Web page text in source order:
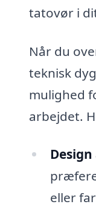
tatovør i
Når du
teknisk
mulighed
arbejdet.
eller